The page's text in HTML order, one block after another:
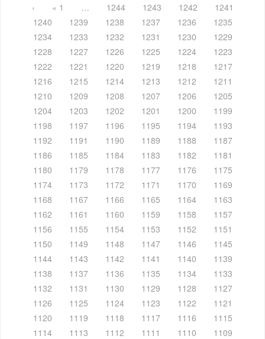
‹ « 1 … 1244 1243 1242
1241
1240
1239 1238 1237 1236
1235
1234
1233 1232 1231 1230
1229
1228
1227 1226 1225 1224
1223
1222
1221 1220 1219 1218
1217
1216
1215 1214 1213 1212
1211
1210
1209 1208 1207 1206
1205
1204
1203 1202 1201 1200
1199
1198
1197 1196 1195 1194
1193
1192
1191 1190 1189 1188
1187
1186
1185 1184 1183 1182
1181
1180
1179 1178 1177 1176
1175
1174
1173 1172 1171 1170
1169
1168
1167 1166 1165 1164
1163
1162
1161 1160 1159 1158
1157
1156
1155 1154 1153 1152
1151
1150
1149 1148 1147 1146
1145
1144
1143 1142 1141 1140
1139
1138
1137 1136 1135 1134
1133
1132
1131 1130 1129 1128
1127
1126
1125 1124 1123 1122
1121
1120
1119 1118 1117 1116
1115
1114
1113 1112 1111 1110
1109